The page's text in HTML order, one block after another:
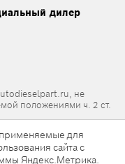
дилер
не
положениями ч. 2 ст.
для
сайта с
Яндекс.Метрика.